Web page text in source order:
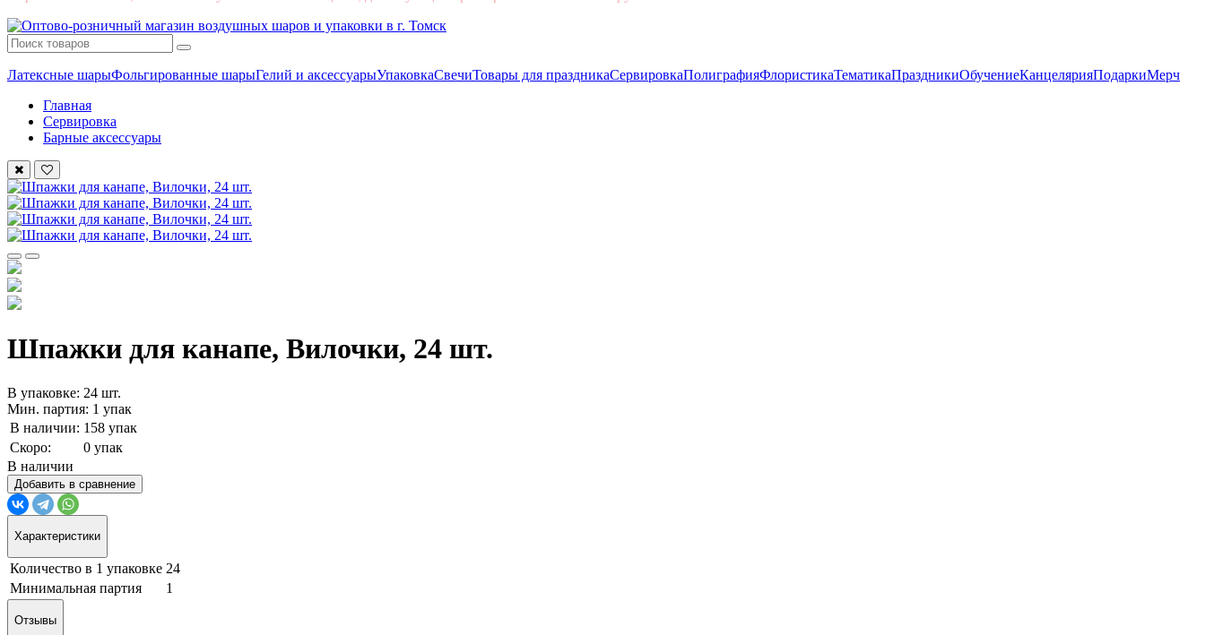
Латексные шарыФольгированные шарыГелий и аксессуарыУпаковкаСвечиТовары для праздникаСервировкаПолиграфияФлористикаТематикаПраздникиОбучениеКанцелярияПодаркиМерч
Главная
Сервировка
Барные аксессуары
Шпажки для канапе, Вилочки, 24 шт.
В упаковке: 24 шт.
Мин. партия: 1 упак
В наличии: 158 упак
Скоро:
0 упак
В наличии
Добавить в сравнение
Характеристики
Количество в 1 упаковке 24
Минимальная партия
1
Отзывы